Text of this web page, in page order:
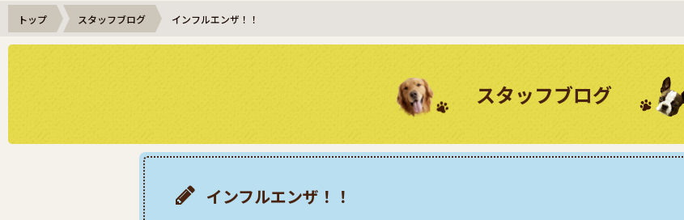
トップ スタッフブログ インフルエンザ！！
スタッフブログ
インフルエンザ！！